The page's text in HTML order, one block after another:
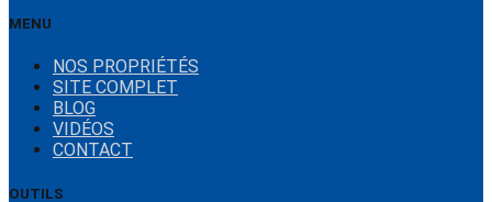
MENU
NOS PROPRIÉTÉS
SITE COMPLET
BLOG
VIDÉOS
CONTACT
OUTILS